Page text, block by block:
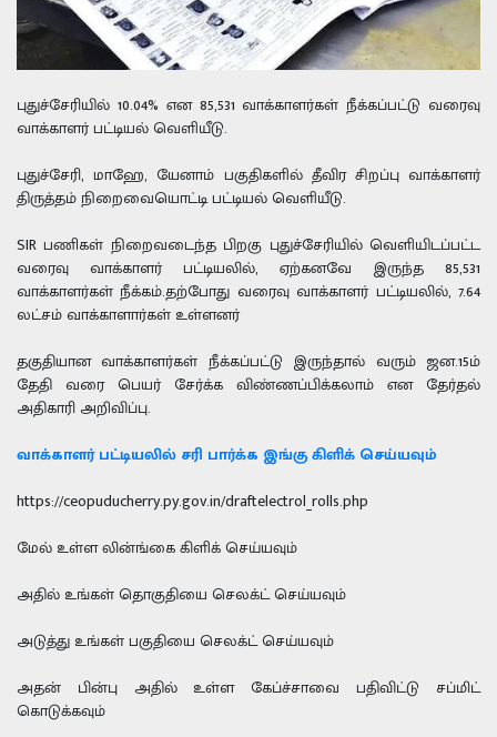
புதுச்சேரியில் 10.04% என 85,531 வாக்காளர்கள் நீக்கப்பட்டு வரைவு
வாக்காளர் பட்டியல் வெளியீடு.
புதுச்சேரி, மாஹே, யேனாம் பகுதிகளில் தீவிர சிறப்பு வாக்காளர்
திருத்தம் நிறைவையொட்டி பட்டியல் வெளியீடு.
SIR பணிகள் நிறைவடைந்த பிறகு புதுச்சேரியில் வெளியிடப்பட்ட
வரைவு வாக்காளர் பட்டியலில், ஏற்கனவே இருந்த 85,531
வாக்காளர்கள் நீக்கம்.தற்போது வரைவு வாக்காளர் பட்டியலில், 7.64
லட்சம் வாக்காளார்கள் உள்ளனர்
தகுதியான வாக்காளர்கள் நீக்கப்பட்டு இருந்தால் வரும் ஜன.15ம்
தேதி வரை பெயர் சேர்க்க விண்ணப்பிக்கலாம் என தேர்தல்
அதிகாரி அறிவிப்பு.
வாக்காளர் பட்டியலில் சரி பார்க்க இங்கு கிளிக் செய்யவும்
https://ceopuducherry.py.gov.in/draftelectrol_rolls.php
மேல் உள்ள லின்ங்கை கிளிக் செய்யவும்
அதில் உங்கள் தொகுதியை செலக்ட் செய்யவும்
அடுத்து உங்கள் பகுதியை செலக்ட் செய்யவும்
அதன் பின்பு அதில் உள்ள கேப்ச்சாவை பதிவிட்டு சப்மிட்
கொடுக்கவும்